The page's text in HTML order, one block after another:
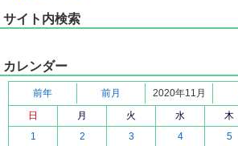
サイト内検索
カレンダー
前年 前月 2020年11月
日
月 火 水 木
1
2 3 4 5